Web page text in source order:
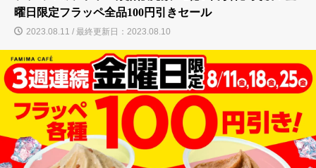
曜日限定フラッペ全品100円引きセール
2023.08.11 / 最終更新日：2023.08.10